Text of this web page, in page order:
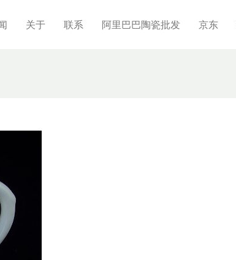
关于 联系 阿里巴巴陶瓷批发 京东